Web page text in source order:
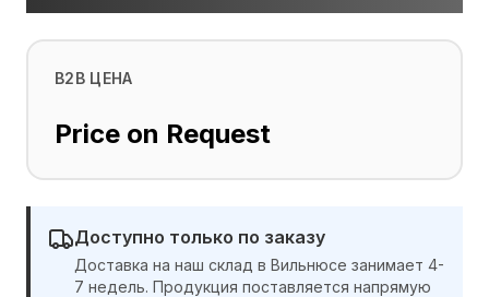
B2B ЦЕНА
Price on Request
Доступно только по заказу
Доставка на наш склад в Вильнюсе занимает 4-
7 недель. Продукция поставляется напрямую